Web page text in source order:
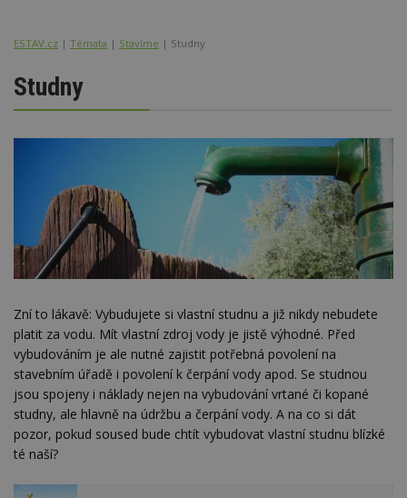
ESTAV.cz Témata Stavíme Studny
Studny
Zní to lákavě: Vybudujete si vlastní studnu a již nikdy nebudete
platit za vodu. Mít vlastní zdroj vody je jistě výhodné. Před
vybudováním je ale nutné zajistit potřebná povolení na
stavebním úřadě i povolení k čerpání vody apod. Se studnou
jsou spojeny i náklady nejen na vybudování vrtané či kopané
studny, ale hlavně na údržbu a čerpání vody. A na co si dát
pozor, pokud soused bude chtít vybudovat vlastní studnu blízké
té naší?